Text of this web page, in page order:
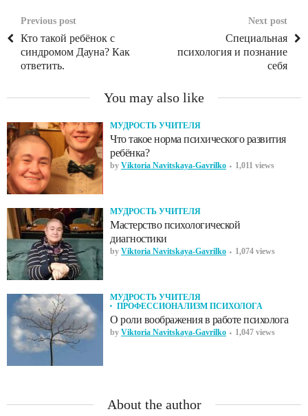
Previous post
Кто такой ребёнок с
синдромом Дауна? Как
ответить.
Next post
Специальная
психология и познание
себя
You may also like
МУДРОСТЬ УЧИТЕЛЯ
Что такое норма психического развития
ребёнка?
by Viktoria Navitskaya-Gavrilko 1,011 views
МУДРОСТЬ УЧИТЕЛЯ
Мастерство психологической
диагностики
by Viktoria Navitskaya-Gavrilko 1,074 views
МУДРОСТЬ УЧИТЕЛЯ
ПРОФЕССИОНАЛИЗМ ПСИХОЛОГА
О роли воображения в работе психолога
by Viktoria Navitskaya-Gavrilko 1,047 views
About the author